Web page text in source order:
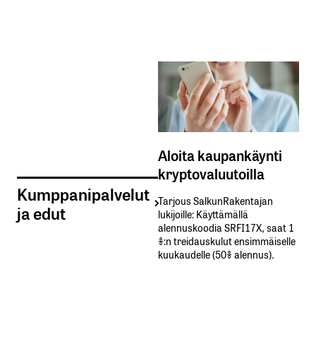
Kumppanipalvelut
ja edut
Aloita kaupankäynti
kryptovaluutoilla
Tarjous SalkunRakentajan
lukijoille: Käyttämällä​ ​
alennuskoodia​ ​SRFI17X,​ ​saat​ ​1
%:n treidauskulut​ ​ensimmäiselle​ ​
kuukaudelle​ ​(50%​ ​alennus).